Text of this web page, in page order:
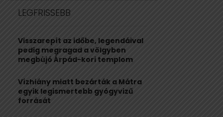
h
o
r
:
H
LEGFRISSEBB
Visszarepít az időbe, legendáival
pedig megragad a völgyben
megbújó Árpád-kori templom
Vízhiány miatt bezárták a Mátra
egyik legismertebb gyógyvizű
forrását